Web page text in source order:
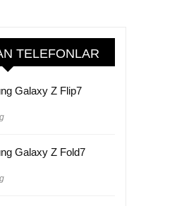
TELEFONLAR
Galaxy Z Flip7
Galaxy Z Fold7